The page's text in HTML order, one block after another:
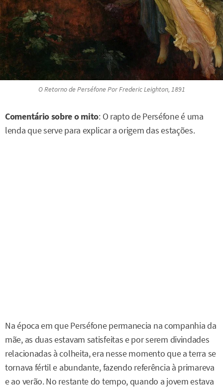
O Retorno de Perséfone Por Frederic Leighton, 1891
Comentário sobre o mito: O rapto de Perséfone é uma
lenda que serve para explicar a origem das estações.
Na época em que Perséfone permanecia na companhia da
mãe, as duas estavam satisfeitas e por serem divindades
relacionadas à colheita, era nesse momento que a terra se
tornava fértil e abundante, fazendo referência à primareva
e ao verão. No restante do tempo, quando a jovem estava